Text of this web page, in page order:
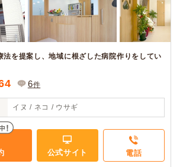
法を提案し、地域に根ざした病院作りをしてい
6件
イヌ / ネコ / ウサギ
公式サイト 電話